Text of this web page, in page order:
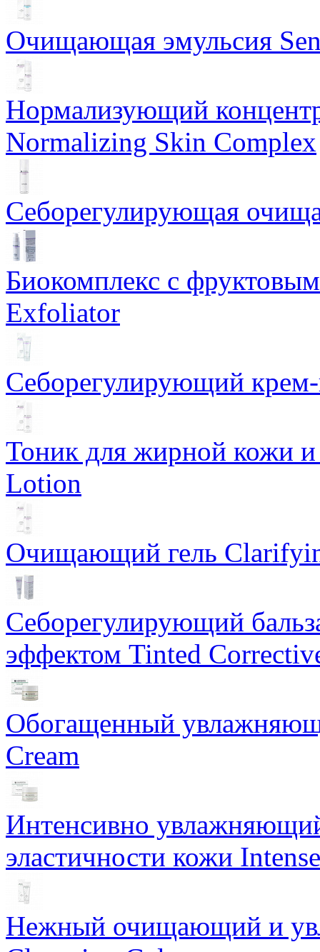
Очищающая эмульсия
Нормализующий
Normalizing Skin Complex
Себорегулирующая
Биокомплекс с
Exfoliator
Себорегулирующий
Тоник для жирной кожи
Lotion
Очищающий гель
Себорегулирующий
эффектом Tinted
Обогащенный
Cream
Интенсивно
эластичности кожи
Нежный очищающий и